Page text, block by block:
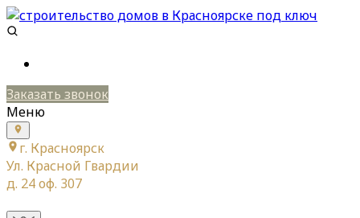
Заказать звонок
Меню
г. Красноярск
Ул. Красной Гвардии
д. 24 оф. 307